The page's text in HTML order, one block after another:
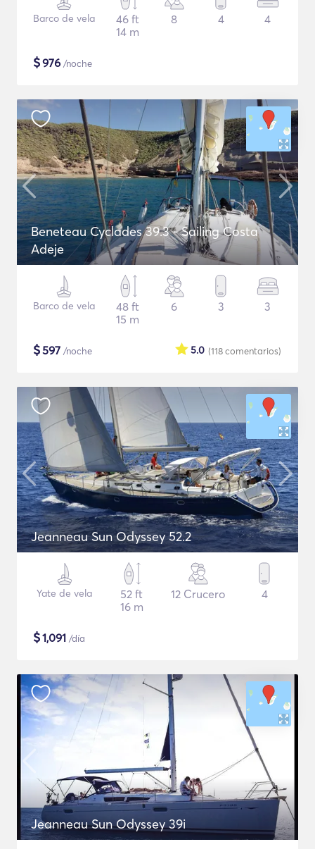
Barco de vela
46 ft
14 m
8 4 4
$976 /noche
Beneteau Cyclades 39.3 - Sailing Costa
Adeje
Barco de vela
48 ft
15 m
6 3 3
$597 /noche (118comentarios)
5.0
Jeanneau Sun Odyssey 52.2
Yate de vela
52 ft
16 m
12 Crucero 4
$1,091 /día
Jeanneau Sun Odyssey 39i